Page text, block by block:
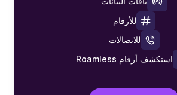
للأرقام
للاتصالات
استكشف أرقام Roamless